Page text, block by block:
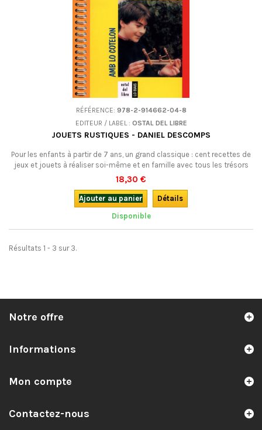
RÉFÉRENCE: 978-2-914662-04-8
EDITEUR / LABEL : OSTAL DEL LIBRE
JOUETS RUSTIQUES - DANIEL DESCOMPS
Pour les enfants à partir de 7 ans, un grand classique : cent recettes de
jeux et jouets à réaliser soi-même et en famille avec tous les trésors
de la nature et un simple Opinel. Un livre inventif, simple et
éducatif.Bilingue. Du même auteur, voir aussi Jouets d'autrefois et
Jouets de toujours
18,30 €
Ajouter au panier
Détails
Disponible
Résultats 1 - 3 sur 3.
Notre offre
Informations
Mon compte
Contactez-nous